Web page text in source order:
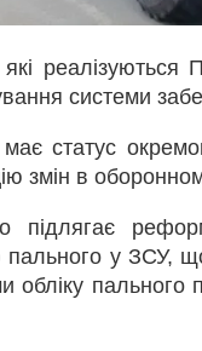
реалізуються
системи
має статус
змін в
у ЗСУ,
обліку